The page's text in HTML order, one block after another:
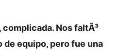
complicada. Nos faltÃ³
de equipo, pero fue una